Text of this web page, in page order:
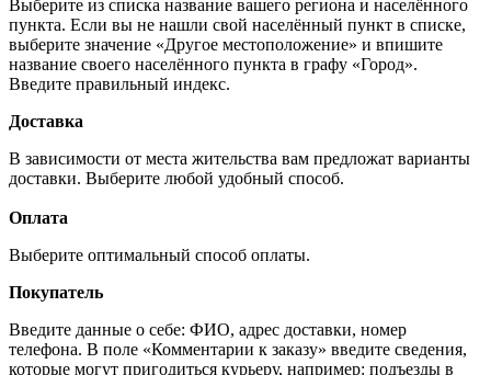
Выберите из списка название вашего региона и населённого
пункта. Если вы не нашли свой населённый пункт в списке,
выберите значение «Другое местоположение» и впишите
название своего населённого пункта в графу «Город».
Введите правильный индекс.
Доставка
В зависимости от места жительства вам предложат варианты
доставки. Выберите любой удобный способ.
Оплата
Выберите оптимальный способ оплаты.
Покупатель
Введите данные о себе: ФИО, адрес доставки, номер
телефона. В поле «Комментарии к заказу» введите сведения,
которые могут пригодиться курьеру, например: подъезды в